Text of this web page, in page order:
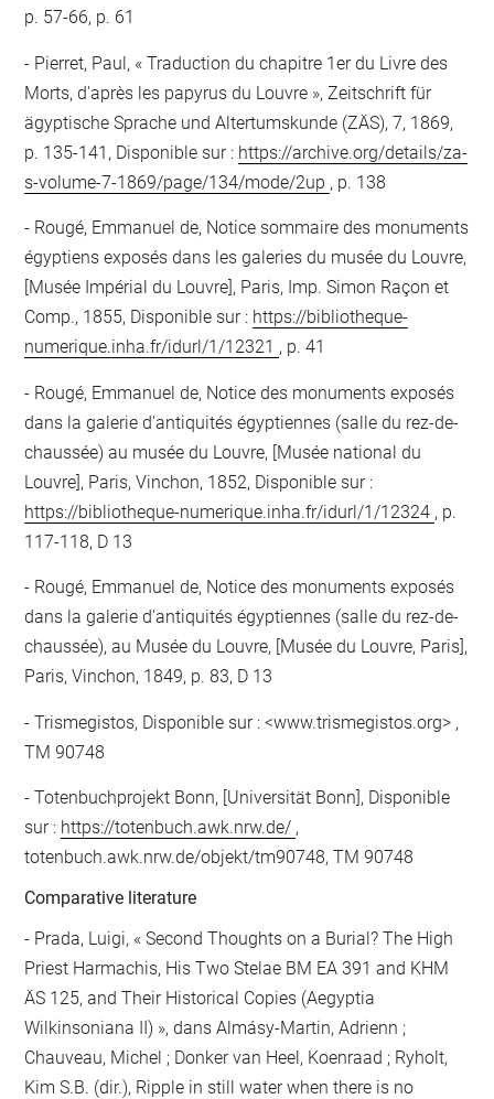
p. 57-66, p. 61
Pierret, Paul, « Traduction du chapitre 1er du Livre des
Morts, d'après les papyrus du Louvre », Zeitschrift für
ägyptische Sprache und Altertumskunde (ZÄS), 7, 1869,
p. 135-141, Disponible sur : https://archive.org/details/za-
s-volume-7-1869/page/134/mode/2up , p. 138
Rougé, Emmanuel de, Notice sommaire des monuments
égyptiens exposés dans les galeries du musée du Louvre,
[Musée Impérial du Louvre], Paris, Imp. Simon Raçon et
Comp., 1855, Disponible sur : https://bibliotheque-
numerique.inha.fr/idurl/1/12321 , p. 41
Rougé, Emmanuel de, Notice des monuments exposés
dans la galerie d'antiquités égyptiennes (salle du rez-de-
chaussée) au musée du Louvre, [Musée national du
Louvre], Paris, Vinchon, 1852, Disponible sur :
https://bibliotheque-numerique.inha.fr/idurl/1/12324 , p.
117-118, D 13
Rougé, Emmanuel de, Notice des monuments exposés
dans la galerie d'antiquités égyptiennes (salle du rez-de-
chaussée), au Musée du Louvre, [Musée du Louvre, Paris],
Paris, Vinchon, 1849, p. 83, D 13
Trismegistos, Disponible sur : <www.trismegistos.org> ,
TM 90748
Totenbuchprojekt Bonn, [Universität Bonn], Disponible
sur : https://totenbuch.awk.nrw.de/ ,
totenbuch.awk.nrw.de/objekt/tm90748, TM 90748
Comparative literature
- Prada, Luigi, « Second Thoughts on a Burial? The High
Priest Harmachis, His Two Stelae BM EA 391 and KHM
ÄS 125, and Their Historical Copies (Aegyptia
Wilkinsoniana II) », dans Almásy-Martin, Adrienn ;
Chauveau, Michel ; Donker van Heel, Koenraad ; Ryholt,
Kim S.B. (dir.), Ripple in still water when there is no